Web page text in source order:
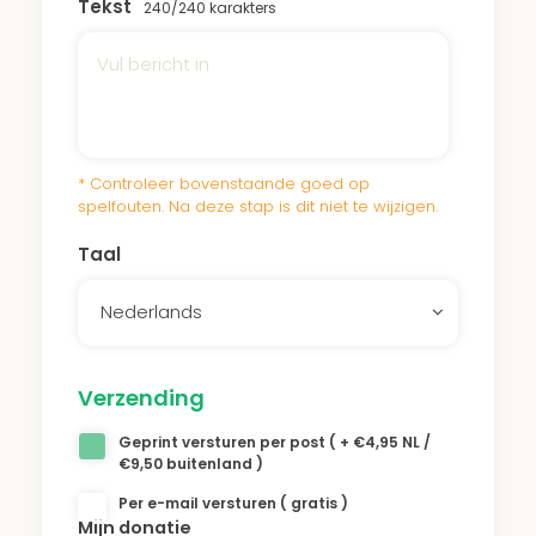
onderhoud.
Tekst 240/240 karakters
* Controleer bovenstaande goed op
spelfouten. Na deze stap is dit niet te wijzigen.
Taal
Nederlands
Verzending
Geprint versturen per post ( + €4,95 NL /
€9,50 buitenland )
Per e-mail versturen ( gratis )
Mijn donatie